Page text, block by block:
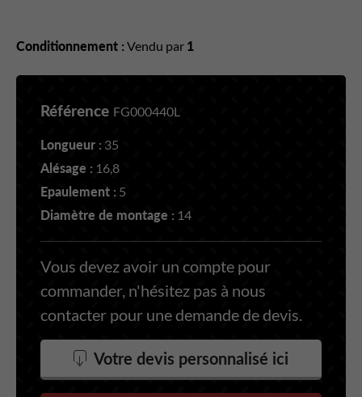
Conditionnement : Vendu par 1
Référence FG000440L
Longueur : 35
Alésage : 16,8
Epaulement : 5
Diamètre de montage : 14
Vous devez avoir un compte pour
commander, n'hésitez pas à nous
contacter pour une demande de devis.
Votre devis personnalisé ici